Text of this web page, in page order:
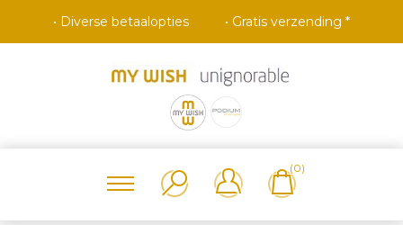
• Diverse betaalopties • Gratis verzending *
(0)